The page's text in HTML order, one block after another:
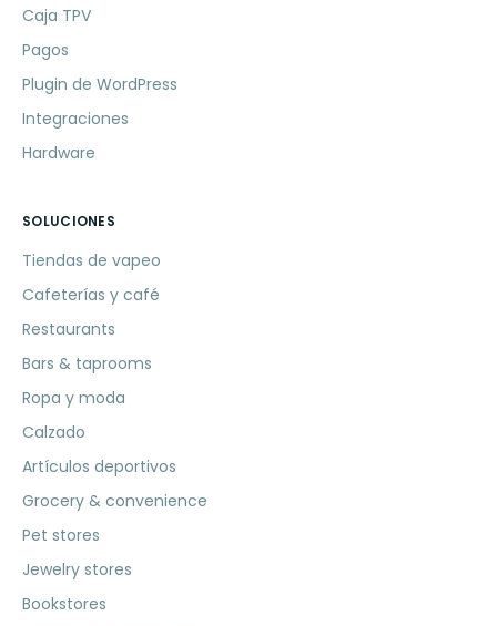
Caja TPV
Pagos
Plugin de WordPress
Integraciones
Hardware
SOLUCIONES
Tiendas de vapeo
Cafeterías y café
Restaurants
Bars & taprooms
Ropa y moda
Calzado
Artículos deportivos
Grocery & convenience
Pet stores
Jewelry stores
Bookstores